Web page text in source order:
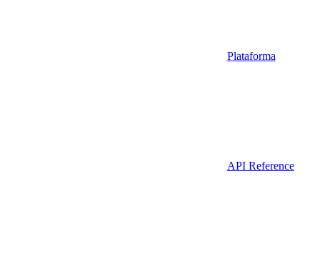
Plataforma
API Reference